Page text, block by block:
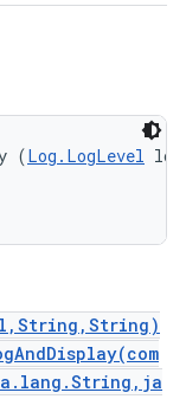
(Log.LogLevel